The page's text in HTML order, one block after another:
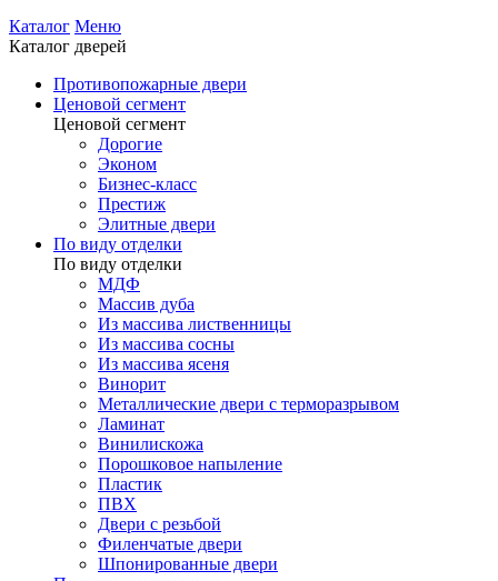
Каталог Меню
Каталог дверей
Противопожарные двери
Ценовой сегмент
Ценовой сегмент
Дорогие
Эконом
Бизнес-класс
Престиж
Элитные двери
По виду отделки
По виду отделки
МДФ
Массив дуба
Из массива лиственницы
Из массива сосны
Из массива ясеня
Винорит
Металлические двери с терморазрывом
Ламинат
Винилискожа
Порошковое напыление
Пластик
ПВХ
Двери с резьбой
Филенчатые двери
Шпонированные двери